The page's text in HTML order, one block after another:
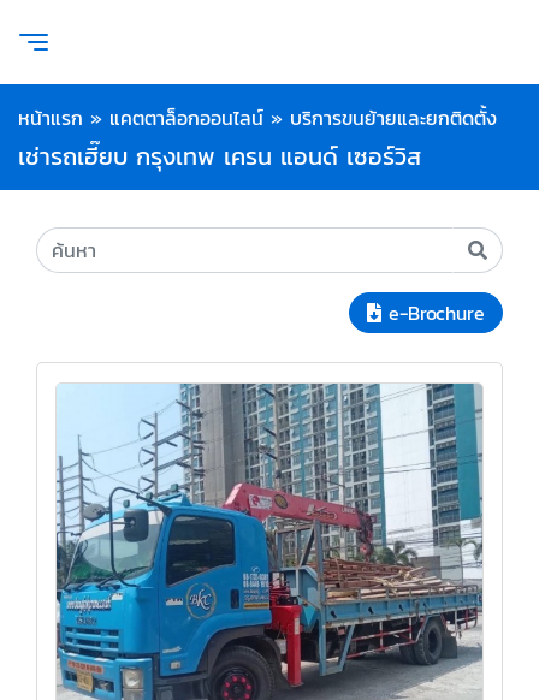
หน้าแรก » แคตตาล็อกออนไลน์ » บริการขนย้ายและยกติดตั้ง
เช่ารถเฮี๊ยบ กรุงเทพ เครน แอนด์ เซอร์วิส
e-Brochure